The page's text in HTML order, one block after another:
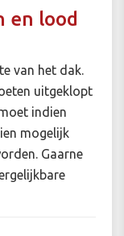
en lood
van het dak.
uitgeklopt
indien
mogelijk
Gaarne